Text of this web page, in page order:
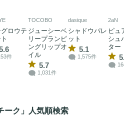
ロウテ
件
TOCOBO
ジューシーベ
リープランピ
ングリップオ
イル
5.7
1,031件
dasique
シャドウパレ
ット
5.1
1,575件
2aN
ピュ
シュ
ター
ーク」人気順検索